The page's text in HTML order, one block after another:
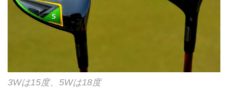
3Wは15度、5Wは18度